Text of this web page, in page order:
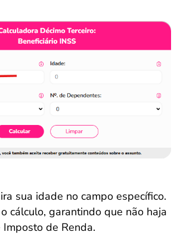
sua idade no campo específico.
cálculo, garantindo que não haja
de Renda.